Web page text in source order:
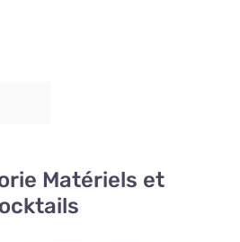
Matériels et